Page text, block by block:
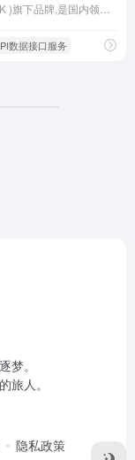
数据接口服务
梦。
旅人。
隐私政策